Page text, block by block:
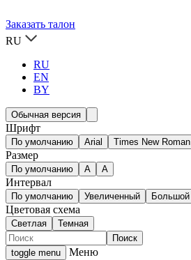
Заказать талон
RU
RU
EN
BY
Обычная версия
Шрифт
По умолчанию Arial Times New Roman
Размер
По умолчанию A A
Интервал
По умолчанию Увеличенный Большой
Цветовая схема
Светлая Темная
toggle menu
Меню